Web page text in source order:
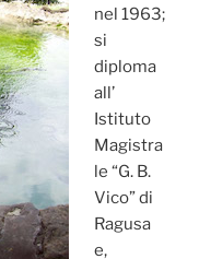
nel 1963;
si
diploma
all’
Istituto
Magistra
le “G. B.
Vico” di
Ragusa
e,